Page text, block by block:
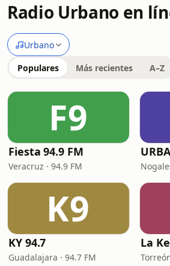
Radio Urbano en
Urbano
Populares Más recientes A–Z
F9
Fiesta 94.9 FM
Veracruz · 94.9 FM
K9
KY 94.7
Guadalajara · 94.7 FM
La